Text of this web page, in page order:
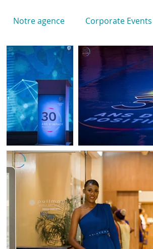
Notre agence Corporate Events